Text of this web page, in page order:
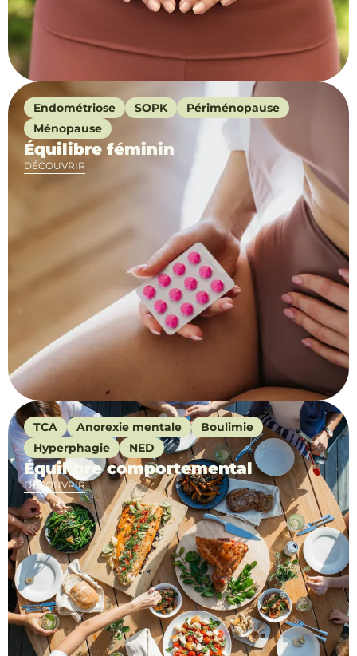
Endométriose SOPK
Périménopause
Ménopause
Équilibre féminin
DÉCOUVRIR
TCA Anorexie mentale
Boulimie
Hyperphagie
NED
Équilibre comportemental
DÉCOUVRIR